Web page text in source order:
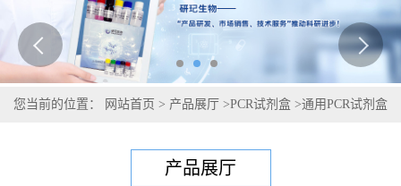
您当前的位置： 网站首页 > 产品展厅 >PCR试剂盒 >通用PCR试剂盒
产品展厅